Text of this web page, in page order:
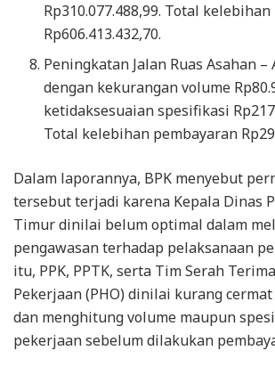
Rp310.077.488,99. Total
Rp606.413.432,70.
Peningkatan Jalan Ruas Asahan –
dengan kekurangan volume
ketidaksesuaian spesifikasi
Total kelebihan pembayaran
Dalam laporannya, BPK menyebut
tersebut terjadi karena Kepala Dinas
Timur dinilai belum optimal dalam
pengawasan terhadap pelaksanaan
itu, PPK, PPTK, serta Tim Serah
Pekerjaan (PHO) dinilai kurang
dan menghitung volume maupun
pekerjaan sebelum dilakukan